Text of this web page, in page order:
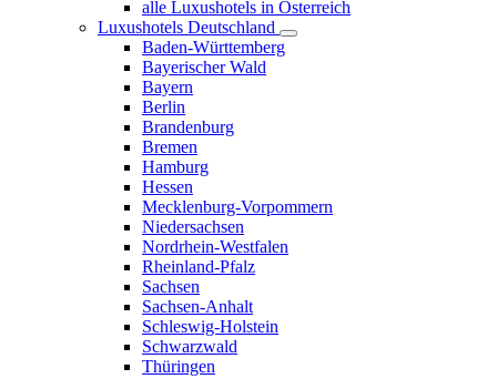
alle Luxushotels in Österreich
Luxushotels Deutschland
Baden-Württemberg
Bayerischer Wald
Bayern
Berlin
Brandenburg
Bremen
Hamburg
Hessen
Mecklenburg-Vorpommern
Niedersachsen
Nordrhein-Westfalen
Rheinland-Pfalz
Sachsen
Sachsen-Anhalt
Schleswig-Holstein
Schwarzwald
Thüringen